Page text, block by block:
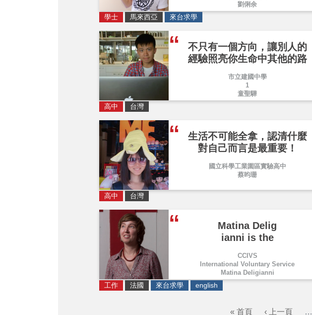
劉俐余
學士 馬來西亞 來台求學
不只有一個方向，讓別人的
經驗照亮你生命中其他的路
市立建國中學
1
童聖驊
高中 台灣
生活不可能全拿，認清什麼
對自己而言是最重要！
國立科學工業園區實驗高中
蔡昀珊
高中 台灣
Matina Delig
ianni is the
CCIVS
International Voluntary Service
Matina Deligianni
工作 法國 來台求學 english
« 首頁 ‹ 上一頁 …